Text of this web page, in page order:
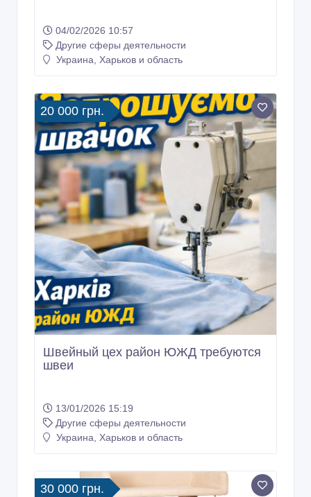
04/02/2026 10:57
Другие сферы деятельности
Украина, Харьков и область
20 000 грн.
Швейный цех район ЮЖД требуются
швеи
13/01/2026 15:19
Другие сферы деятельности
Украина, Харьков и область
30 000 грн.